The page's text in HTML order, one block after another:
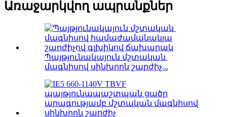
Առաջարկվող ապրանքներ
Պայթյունակայուն մշտական ​​
մագնիսով սինխրոն շարժիչ...